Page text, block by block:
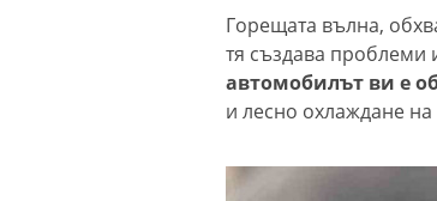
Горещата вълна,
тя създава проблеми
автомобилът ви е
и лесно охлаждане